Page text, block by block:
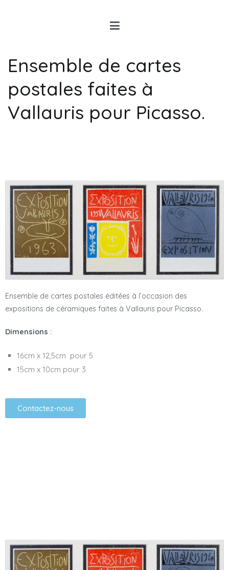
Ensemble de cartes
postales faites à
Vallauris pour Picasso.
Ensemble de cartes postales éditées à l’occasion des
expositions de céramiques faites à Vallauris pour Picasso.
Dimensions :
16cm x 12,5cm pour 5
15cm x 10cm pour 3
Contactez-nous